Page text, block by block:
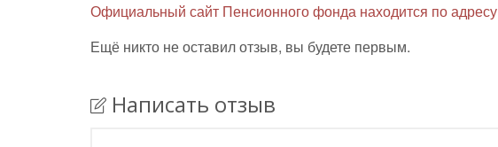
Официальный сайт Пенсионного фонда находится по адресу
Ещё никто не оставил отзыв, вы будете первым.
Написать отзыв